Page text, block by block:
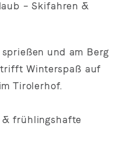
– Skifahren &
und am Berg
Winterspaß auf
Tirolerhof.
& frühlingshafte